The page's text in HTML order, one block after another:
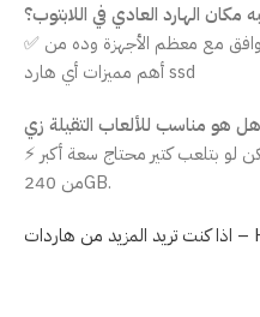
الهارد العادي في اللابتوب؟
✅ أيوة، حجمه 2.5 إنش و7 مم، متوافق مع معظم الأجهزة وده من
أهم مميزات أي هارد ssd
⚡ هو ممتاز لتحسين سرعة التحميل، لكن لو بتلعب كتير محتاج سعة أكبر
من 240GB.